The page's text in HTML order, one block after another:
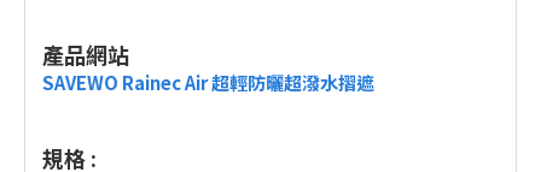
產品網站
SAVEWO Rainec Air 超輕防曬超潑水摺遮
規格 :